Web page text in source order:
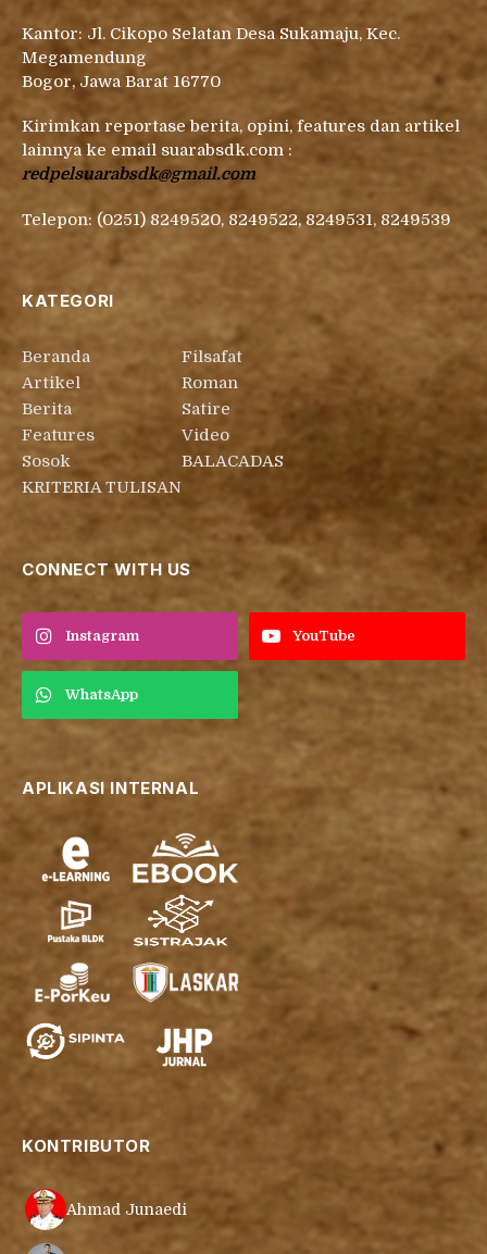
Kantor: Jl. Cikopo Selatan Desa Sukamaju, Kec.
Megamendung
Bogor, Jawa Barat 16770
Kirimkan reportase berita, opini, features dan artikel
lainnya ke email suarabsdk.com :
redpelsuarabsdk@gmail.com
Telepon: (0251) 8249520, 8249522, 8249531, 8249539
KATEGORI
Beranda
Artikel
Berita
Features
Sosok
KRITERIA TULISAN
Filsafat
Roman
Satire
Video
BALACADAS
CONNECT WITH US
Instagram YouTube
WhatsApp
APLIKASI INTERNAL
KONTRIBUTOR
Ahmad Junaedi